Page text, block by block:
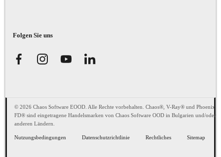
Folgen Sie uns
© 2026 Chaos Software EOOD. Alle Rechte vorbehalten. Chaos®, V-Ray® und Phoenix
FD® sind eingetragene Handelsmarken von Chaos Software OOD in Bulgarien und/oder
anderen Ländern.
Nutzungsbedingungen Datenschutzrichtlinie Rechtliches Sitemap